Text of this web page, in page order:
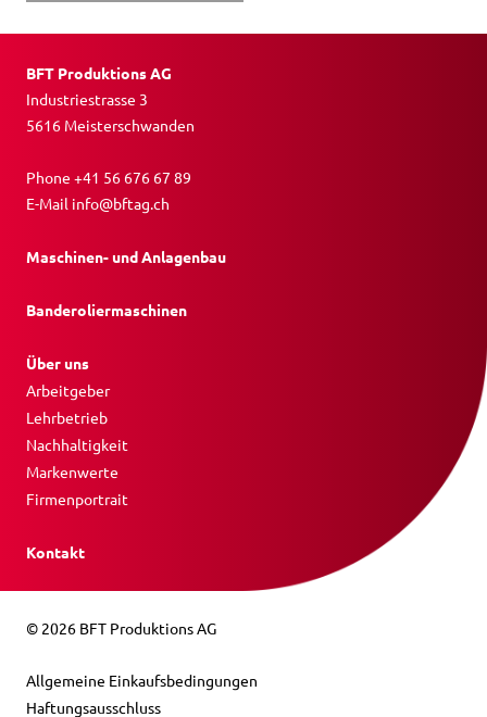
BFT Produktions AG
Industriestrasse 3
5616 Meisterschwanden
Phone +41 56 676 67 89
E-Mail info@bftag.ch
Maschinen- und Anlagenbau
Banderoliermaschinen
Über uns
Arbeitgeber
Lehrbetrieb
Nachhaltigkeit
Markenwerte
Firmenportrait
Kontakt
© 2026 BFT Produktions AG
Allgemeine Einkaufsbedingungen
Haftungsausschluss